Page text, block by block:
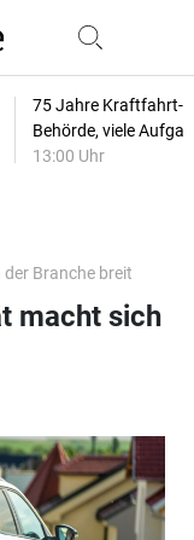
75 Jahre Kraftfahrt-
Behörde, viele
13:00 Uhr
Branche breit
macht sich